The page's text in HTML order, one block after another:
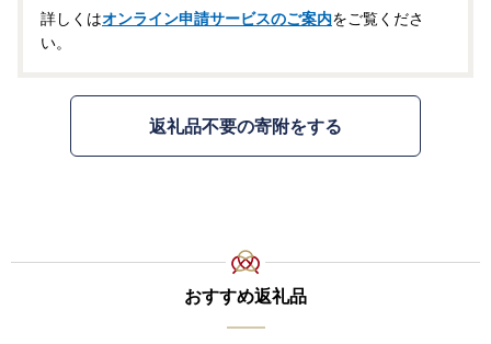
詳しくはオンライン申請サービスのご案内をご覧くださ
い。
返礼品不要の寄附をする
おすすめ返礼品